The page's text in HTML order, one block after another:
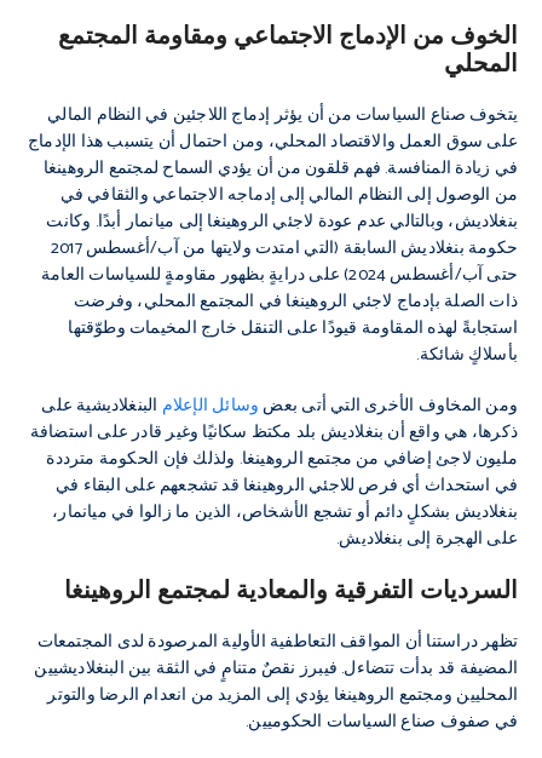
الخوف من الإدماج الاجتماعي ومقاومة المجتمع
المحلي
يتخوف صناع السياسات من أن يؤثر إدماج اللاجئين في النظام المالي
على سوق العمل والاقتصاد المحلي، ومن احتمال أن يتسبب هذا الإدماج
في زيادة المنافسة. فهم قلقون من أن يؤدي السماح لمجتمع الروهينغا
من الوصول إلى النظام المالي إلى إدماجه الاجتماعي والثقافي في
بنغلاديش، وبالتالي عدم عودة لاجئي الروهينغا إلى ميانمار أبدًا. وكانت
حكومة بنغلاديش السابقة (التي امتدت ولايتها من آب/أغسطس 2017
حتى آب/أغسطس 2024) على درايةٍ بظهور مقاومةٍ للسياسات العامة
ذات الصلة بإدماج لاجئي الروهينغا في المجتمع المحلي، وفرضت
استجابةً لهذه المقاومة قيودًا على التنقل خارج المخيمات وطوّقتها
بأسلاكٍ شائكة.
ومن المخاوف الأخرى التي أتى بعض وسائل الإعلام البنغلاديشية على
ذكرها، هي واقع أن بنغلاديش بلد مكتظ سكانيًا وغير قادر على استضافة
مليون لاجئ إضافي من مجتمع الروهينغا. ولذلك فإن الحكومة مترددة
في استحداث أي فرص للاجئي الروهينغا قد تشجعهم على البقاء في
بنغلاديش بشكلٍ دائم أو تشجع الأشخاص، الذين ما زالوا في ميانمار،
على الهجرة إلى بنغلاديش.
السرديات التفرقية والمعادية لمجتمع الروهينغا
تظهر دراستنا أن المواقف التعاطفية الأولية المرصودة لدى المجتمعات
المضيفة قد بدأت تتضاءل. فيبرز نقصٌ متنامٍ في الثقة بين البنغلاديشيين
المحليين ومجتمع الروهينغا يؤدي إلى المزيد من انعدام الرضا والتوتر
في صفوف صناع السياسات الحكوميين.